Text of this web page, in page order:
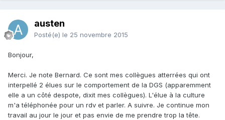
austen
Posté(e) le 25 novembre 2015
Bonjour,
Merci. Je note Bernard. Ce sont mes collègues atterrées qui ont
interpellé 2 élues sur le comportement de la DGS (apparemment
elle a un côté despote, dixit mes collègues). L'élue à la culture
m'a téléphonée pour un rdv et parler. A suivre. Je continue mon
travail au jour le jour et pas envie de me prendre trop la tête.